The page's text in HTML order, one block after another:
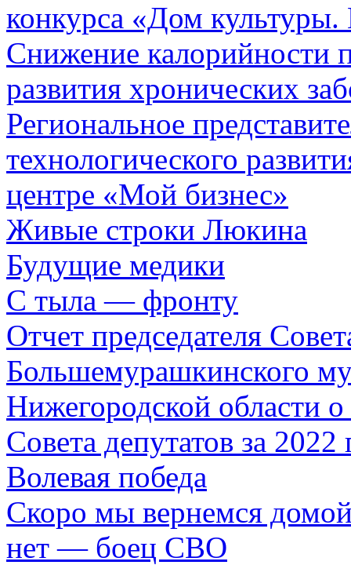
конкурса «Дом
Снижение калорийности
развития хронических
Региональное
технологического
центре «Мой бизнес»
Живые строки Люкина
Будущие медики
С тыла — фронту
Отчет председателя
Большемурашкинского
Нижегородской области о
Совета депутатов за 2022
Волевая победа
Скоро мы вернемся
нет — боец СВО